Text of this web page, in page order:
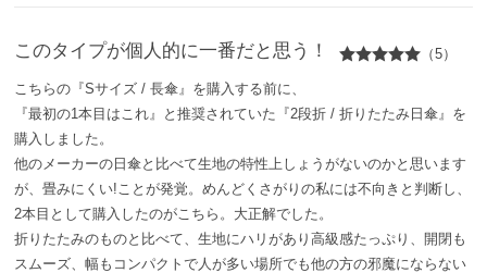
メンズ
キッズ
サンバリア100について
サンバリア100について
このタイプが個人的に一番だと思う！ （5）
こちらの『Sサイズ / 長傘』を購入する前に、
『最初の1本目はこれ』と推奨されていた『2段折 / 折りたたみ日傘』を
購入しました。
他のメーカーの日傘と比べて生地の特性上しょうがないのかと思います
が、畳みにくい!ことが発覚。めんどくさがりの私には不向きと判断し、
2本目として購入したのがこちら。大正解でした。
折りたたみのものと比べて、生地にハリがあり高級感たっぷり、開閉も
スムーズ、幅もコンパクトで人が多い場所でも他の方の邪魔にならない